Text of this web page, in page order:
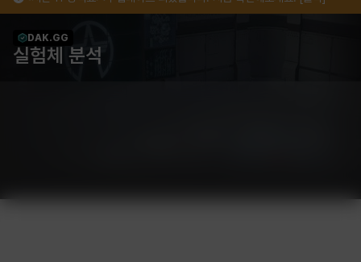
DAK.GG
실험체 분석